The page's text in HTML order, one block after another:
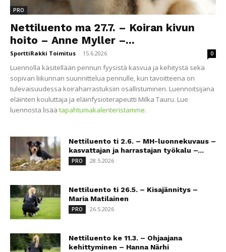
PRO
Nettiluento ma 27.7. – Koiran kivun
hoito – Anne Myller –...
SporttiRakki Toimitus - 15.6.2026 0
Luennolla käsitellään pennun fyysistä kasvua ja kehitystä sekä
sopivan liikunnan suunnittelua pennulle, kun tavoitteena on
tulevaisuudessa koiraharrastuksiin osallistuminen. Luennoitsijana
eläinten kouluttaja ja eläinfysioterapeutti Milka Tauru. Lue
luennosta lisää tapahtumakalenteristamme.
Nettiluento ti 2.6. – MH-luonnekuvaus –
kasvattajan ja harrastajan työkalu –...
PRO 28.5.2026
Nettiluento ti 26.5. – Kisajännitys –
Maria Matilainen
PRO 26.5.2026
Nettiluento ke 11.3. – Ohjaajana
kehittyminen – Hanna Närhi